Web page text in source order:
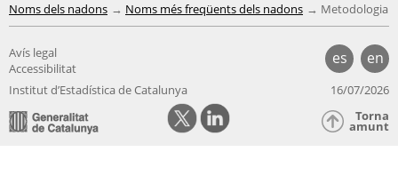
Noms dels nadons
Noms més freqüents dels nadons Metodologia
es en
Avís legal
Accessibilitat
Institut d’Estadística de Catalunya
16/07/2026
Torna
amunt